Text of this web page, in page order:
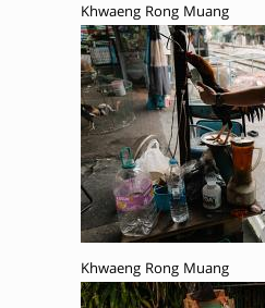
Khwaeng Rong Muang
Khwaeng Rong Muang